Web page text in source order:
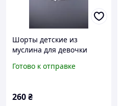
Шорты детские из
муслина для девочки
Готово к отправке
260₴